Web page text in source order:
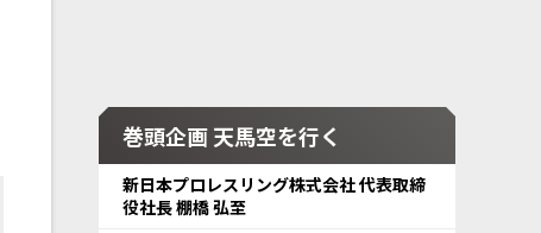
巻頭企画 天馬空を行く
新日本プロレスリング株式会社 代表取締
役社長 棚橋 弘至